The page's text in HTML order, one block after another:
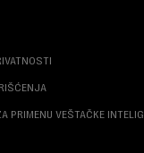
PRIMENU VEŠTAČKE